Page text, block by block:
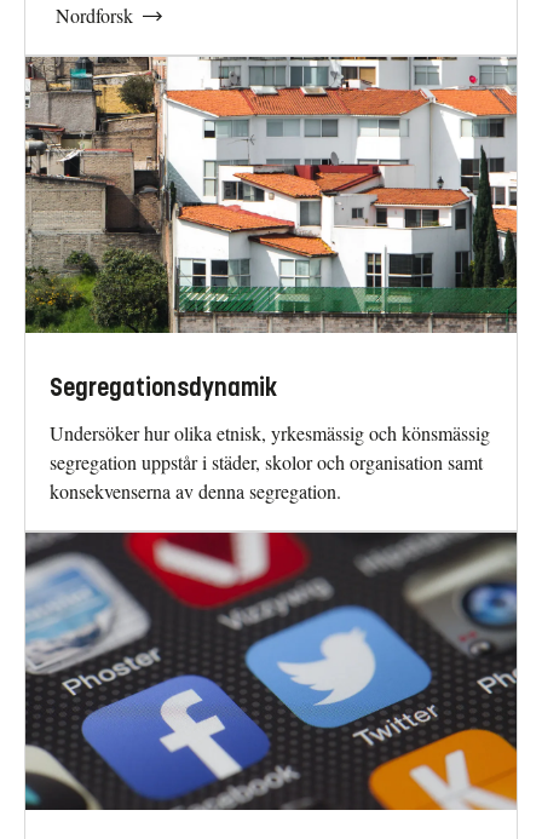
Nordforsk
Segregationsdynamik
Undersöker hur olika etnisk, yrkesmässig och könsmässig
segregation uppstår i städer, skolor och organisation samt
konsekvenserna av denna segregation.